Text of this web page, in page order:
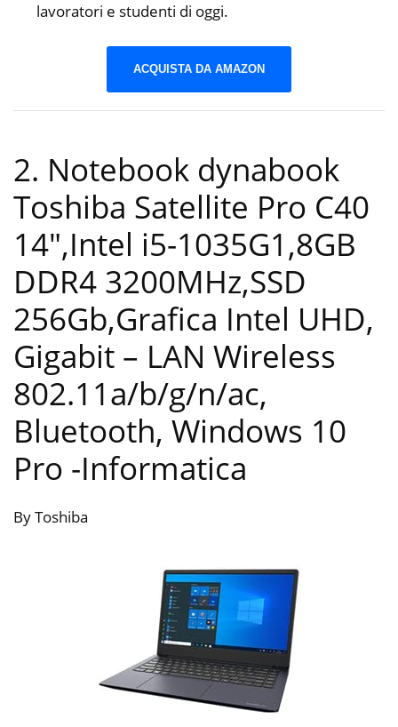
lavoratori e studenti di oggi.
ACQUISTA DA AMAZON
2. Notebook dynabook
Toshiba Satellite Pro C40
14″,Intel i5-1035G1,8GB
DDR4 3200MHz,SSD
256Gb,Grafica Intel UHD,
Gigabit – LAN Wireless
802.11a/b/g/n/ac,
Bluetooth, Windows 10
Pro -Informatica
By Toshiba